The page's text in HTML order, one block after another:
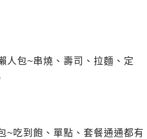
人包~串燒、壽司、拉麵、定
~吃到飽、單點、套餐通通都有